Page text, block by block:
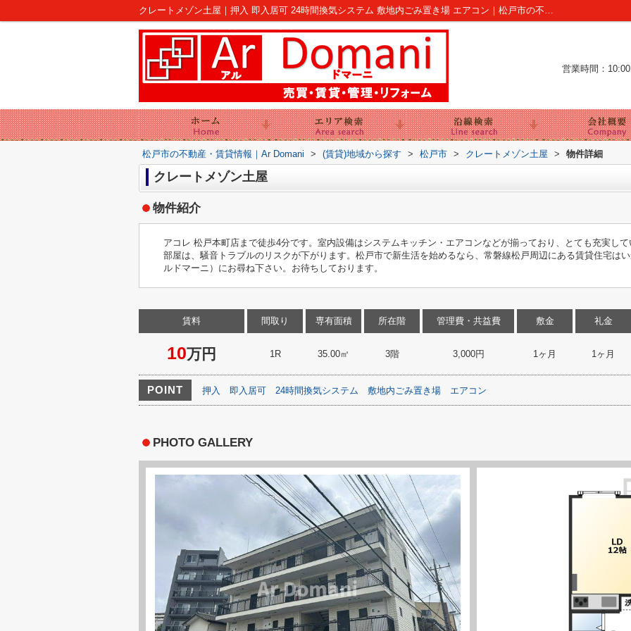
クレートメゾン土屋｜押入 即入居可 24時間換気システム 敷地内ごみ置き場 エアコン｜松戸市の不動産｜Ar Domani
営業時間：
松戸市の不動産・賃貸情報｜Ar Domani > (賃貸)地域から探す > 松戸市 > クレートメゾン土屋 > 物件詳細
クレートメゾン土屋
物件紹介
アコレ 松戸本町店まで徒歩4分です。室内設備はシステムキッチン・エアコンなどが揃っており、とても充実し
部屋は、騒音トラブルのリスクが下がります。松戸市で新生活を始めるなら、常磐線松戸周辺にある賃貸住宅は
ルドマーニ）にお尋ね下さい。お待ちしております。
賃料
10万円
間取り
1R
専有面積
35.00㎡
所在階
3階
管理費・共益費
3,000円
敷金
1ヶ月
礼金
1ヶ月
POINT 押入 即入居可 24時間換気システム 敷地内ごみ置き場 エアコン
PHOTO GALLERY